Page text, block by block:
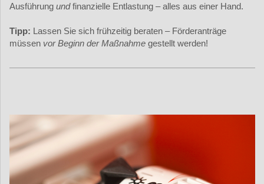
Ausführung undfinanzielle Entlastung – alles aus einer Hand.
Tipp: Lassen Sie sich frühzeitig beraten – Förderanträge
müssen vor Beginn der Maßnahme gestellt werden!